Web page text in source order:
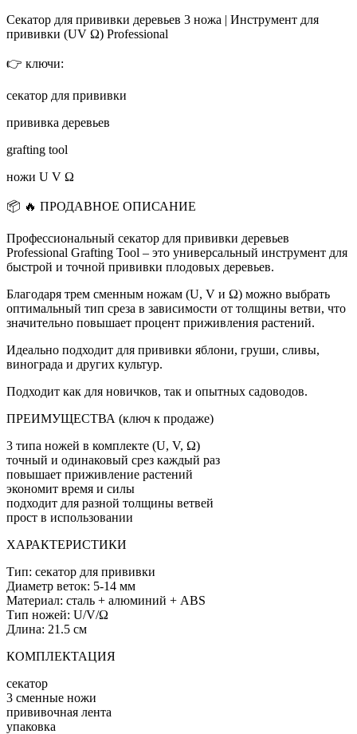
Секатор для прививки деревьев 3 ножа | Инструмент для
прививки (UV Ω) Professional
👉 ключи:
секатор для прививки
прививка деревьев
grafting tool
ножи U V Ω
📦 🔥 ПРОДАВНОЕ ОПИСАНИЕ
Профессиональный секатор для прививки деревьев
Professional Grafting Tool – это универсальный инструмент для
быстрой и точной прививки плодовых деревьев.
Благодаря трем сменным ножам (U, V и Ω) можно выбрать
оптимальный тип среза в зависимости от толщины ветви, что
значительно повышает процент приживления растений.
Идеально подходит для прививки яблони, груши, сливы,
винограда и других культур.
Подходит как для новичков, так и опытных садоводов.
ПРЕИМУЩЕСТВА (ключ к продаже)
3 типа ножей в комплекте (U, V, Ω)
точный и одинаковый срез каждый раз
повышает приживление растений
экономит время и силы
подходит для разной толщины ветвей
прост в использовании
ХАРАКТЕРИСТИКИ
Тип: секатор для прививки
Диаметр веток: 5-14 мм
Материал: сталь + алюминий + ABS
Тип ножей: U/V/Ω
Длина: 21.5 см
КОМПЛЕКТАЦИЯ
секатор
3 сменные ножи
прививочная лента
упаковка